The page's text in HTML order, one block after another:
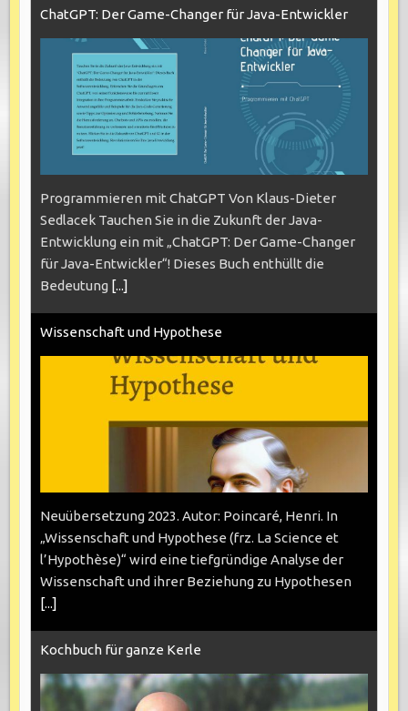
ChatGPT: Der Game-Changer für Java-Entwickler
Programmieren mit ChatGPT Von Klaus-Dieter
Sedlacek Tauchen Sie in die Zukunft der Java-
Entwicklung ein mit „ChatGPT: Der Game-Changer
für Java-Entwickler“! Dieses Buch enthüllt die
Bedeutung [...]
Wissenschaft und Hypothese
Neuübersetzung 2023. Autor: Poincaré, Henri. In
„Wissenschaft und Hypothese (frz. La Science et
l’Hypothèse)“ wird eine tiefgründige Analyse der
Wissenschaft und ihrer Beziehung zu Hypothesen
[...]
Kochbuch für ganze Kerle